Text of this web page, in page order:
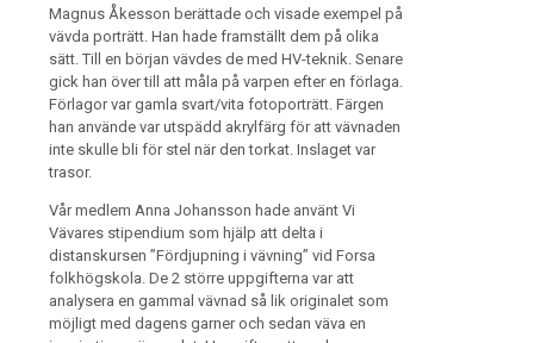
Magnus Åkesson berättade och visade exempel på
vävda porträtt. Han hade framställt dem på olika
sätt. Till en början vävdes de med HV-teknik. Senare
gick han över till att måla på varpen efter en förlaga.
Förlagor var gamla svart/vita fotoporträtt. Färgen
han använde var utspädd akrylfärg för att vävnaden
inte skulle bli för stel när den torkat. Inslaget var
trasor.
Vår medlem Anna Johansson hade använt Vi
Vävares stipendium som hjälp att delta i
distanskursen ”Fördjupning i vävning” vid Forsa
folkhögskola. De 2 större uppgifterna var att
analysera en gammal vävnad så lik originalet som
möjligt med dagens garner och sedan väva en